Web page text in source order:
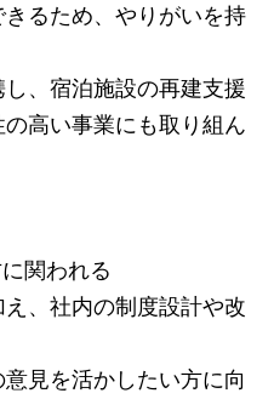
るため、やりがいを持
、宿泊施設の再建支援
高い事業にも取り組ん
関われる
、社内の制度設計や改
見を活かしたい方に向